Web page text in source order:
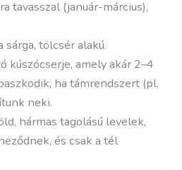
tavasszal (január-március),
tölcsér alakú.
kúszócserje, amely akár 2–4
ha támrendszert (pl.
neki.
hármas tagolású levelek,
és csak a tél